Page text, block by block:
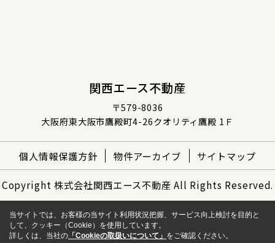
関西エース不動産
〒579-8036
大阪府東大阪市鷹殿町4-26クオリティ鷹殿 1Ｆ
個人情報保護方針 物件アーカイブ サイトマップ
Copyright 株式会社関西エース不動産 All Rights Reserved.
当サイトでは、お客様の当サイト利用状況把握、サービス向上検討を目的と
して、クッキー（Cookie）を使用しています。
詳しくは、当社の 「Cookieの取扱いについて」 をご確認ください。